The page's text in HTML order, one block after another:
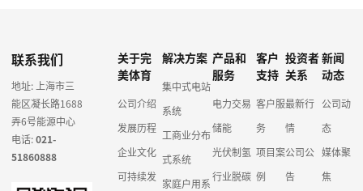
联系我们
地址: 上海市三
能区凝长路1688
弄6号能源中心
电话:021-
51860888
关于完
美体育
公司介绍
发展历程
企业文化
可持续发
解决方案
集中式电站
系统
工商业分布
式系统
家庭户用系
产品和
服务
电力交易
储能
光伏制氢
行业脱碳
客户
支持
客户服
务
项目案
例
投资者
关系
最新行
情
公司公
告
新闻
动态
公司动
态
媒体聚
焦